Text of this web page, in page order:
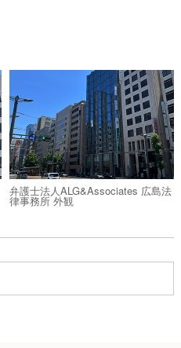
弁護士法人ALG&Associates 広島法
律事務所 外観